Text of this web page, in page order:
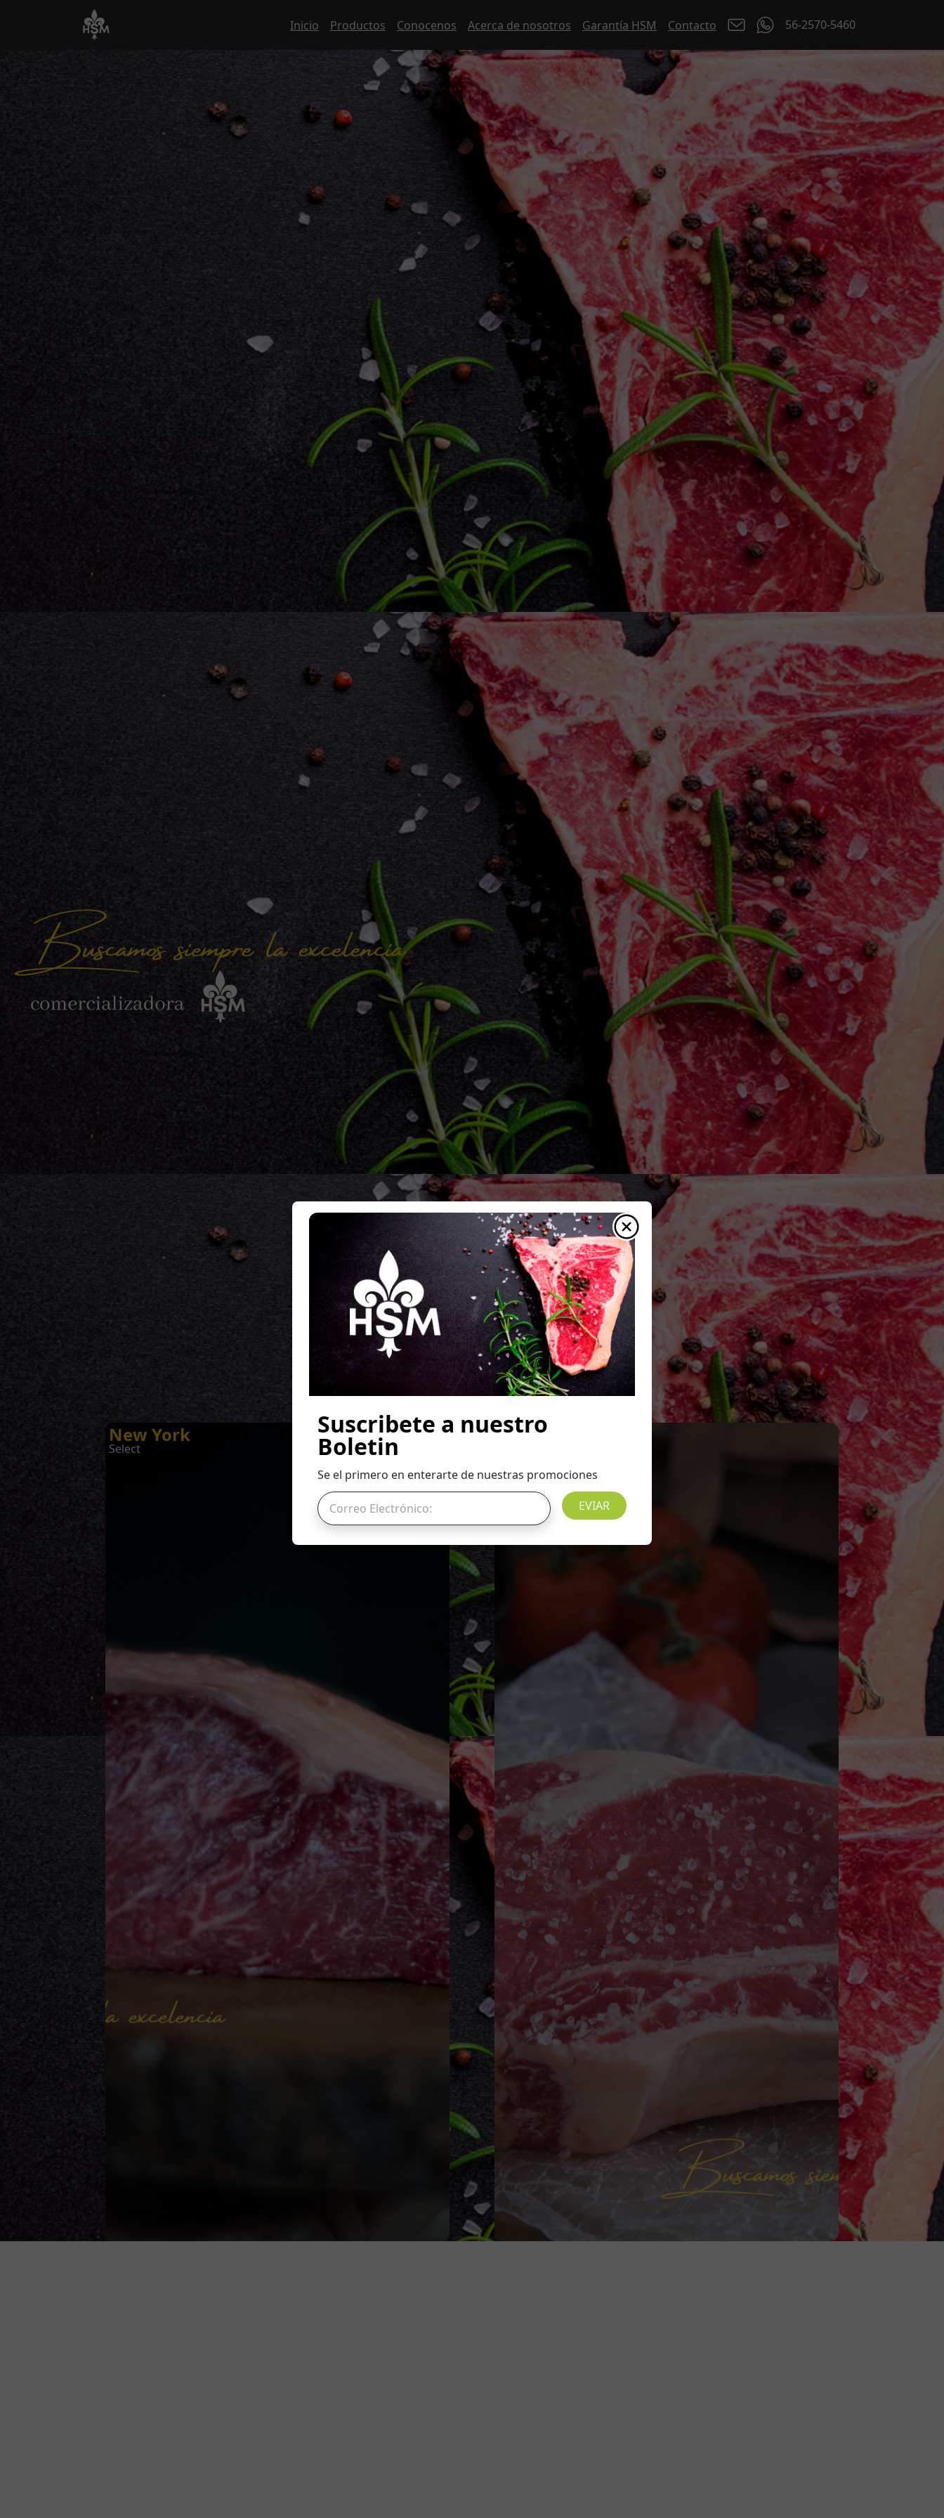
Inicio Productos Conocenos Acerca de nosotros Garantía HSM Contacto 56-2570-5460
New York
Select
Rib Eye
Suscribete a nuestro
Boletin
Se el primero en enterarte de nuestras promociones
EVIAR